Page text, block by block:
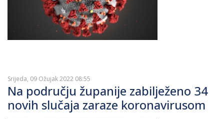
Srijeda, 09 Ožujak 2022 08:55
Na području županije zabilježeno 34
novih slučaja zaraze koronavirusom